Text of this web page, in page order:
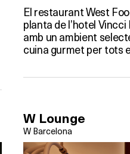
El restaurant West
planta de l’hotel
amb un ambient
cuina gurmet per tots
W Lounge
W Barcelona